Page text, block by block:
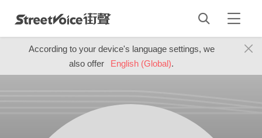
According to your device's language settings, we
also offer
English (Global).